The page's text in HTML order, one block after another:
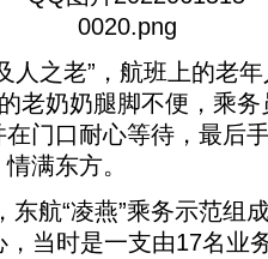
之老”，航班上的老年
老奶奶腿脚不便，乘
门口耐心等待，最后
满东方。
航“凌燕”乘务示范组
，当时是一支由17名业